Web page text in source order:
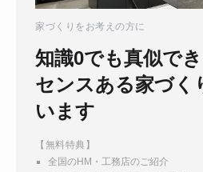
家づくりをお考えの方に
知識0でも真似でき
センスある家づく
います
【無料特典】
全国のHM・工務店のご紹介